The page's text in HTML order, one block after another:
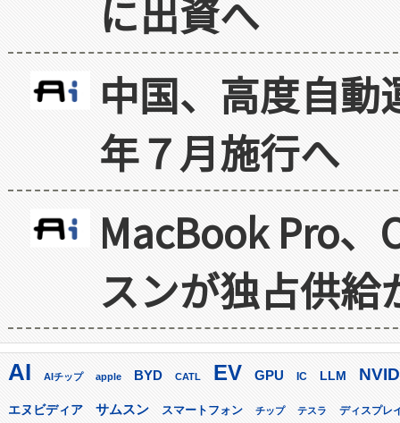
に出資へ
中国、高度自
年７月施行へ
MacBook Pro
スンが独占供給
AI AIチップ apple BYD CATL EV GPU IC LLM
エヌビディア サムスン スマートフォン チップ テスラ ディスプレ